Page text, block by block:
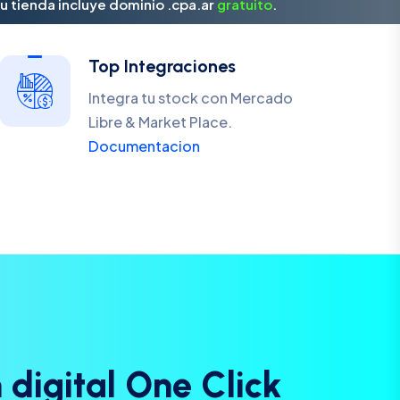
tienda incluye dominio .cpa.ar gratuito.
Top Integraciones
Integra tu stock con Mercado
Libre & Market Place.
Documentacion
d igita One C ick